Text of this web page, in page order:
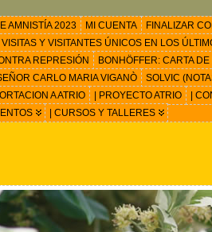
AMNISTÍA 2023 MI CUENTA FINALIZAR
Y VISITANTES ÚNICOS EN LOS
REPRESIÓN BONHÖFFER: CARTA
CARLO MARIA VIGANÒ SOLVIC
A ATRIO | PROYECTO ATRIO |
| CURSOS Y TALLERES